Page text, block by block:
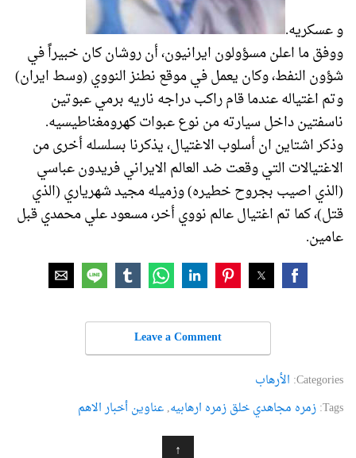
و عسكريه.
ووفق ما اعلن مسؤولون ايرانيون، أن ‌روشان كان خبيراً في
شؤون النفط، وكان يعمل في موقع نطنز النووي (وسط ايران)
وتم اغتياله عندما قام راكب دراجه ناريه برمي عبوتين
ناسفتين داخل سيارته من نوع عبوات كهرومغناطيسيه.
وذكر اشتاين ان أسلوب الاغتيال، يذكرنا بسلسله أخرى من
الاغتيالات التي وقعت ضد العالم الايراني فريدون عباسي
(الذي اصيب بجروح خطيره) وزميله مجيد شهرياري (الذي
قتل)، كما تم اغتيال عالم نووي أخر، مسعود علي محمدي قبل
عامين.
Leave a Comment
Categories: الأرهاب
Tags: زمره مجاهدي خلق زمره ارهابیه,عناوین أخبار الاهم
↑